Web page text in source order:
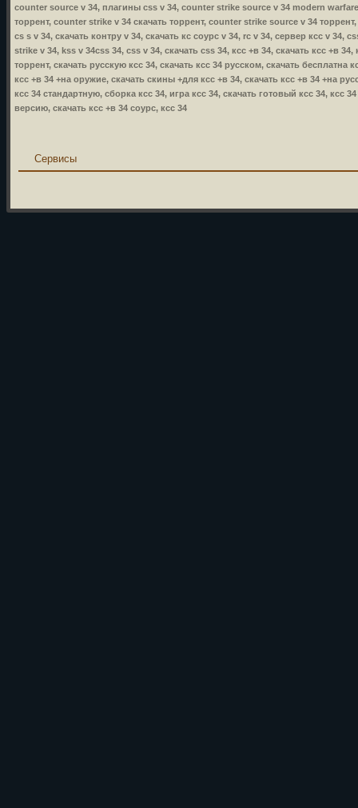
counter source v 34, плагины css v 34, counter strike source v 34 modern
торрент, counter strike v 34 скачать торрент, counter strike source v 34
cs s v 34, скачать контру v 34, скачать кс соурс v 34, rc v 34, сервер ксс v 34,
strike v 34, kss v 34css 34, css v 34, скачать css 34, ксс +в 34, скачать ксс +в
торрент, скачать русскую ксс 34, скачать ксс 34 русском, скачать бесплатна
ксс +в 34 +на оружие, скачать скины +для ксс +в 34, скачать ксс +в 34 +на
ксс 34 стандартную, сборка ксс 34, игра ксс 34, скачать готовый ксс 34, ксс
версию, скачать ксс +в 34 соурс, ксс 34
Сервисы